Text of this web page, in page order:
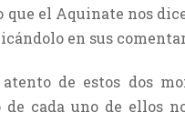
el Aquinate nos
en sus
de estos dos
cada uno de ellos